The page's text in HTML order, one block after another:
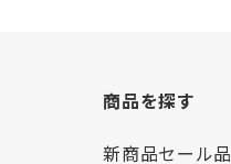
商品を探す
新商品セール品